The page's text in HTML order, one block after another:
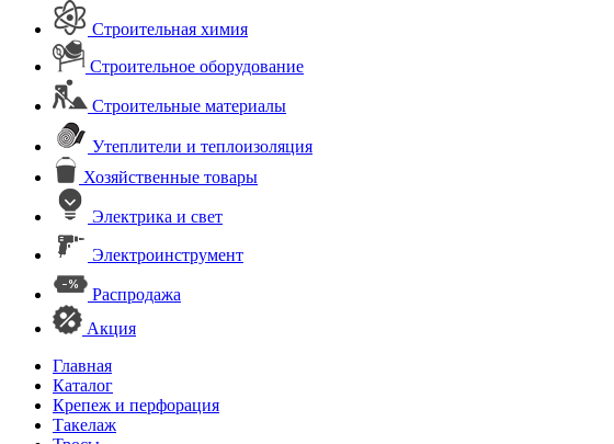
Строительная химия
Строительное оборудование
Строительные материалы
Утеплители и теплоизоляция
Хозяйственные товары
Электрика и свет
Электроинструмент
Распродажа
Акция
Главная
Каталог
Крепеж и перфорация
Такелаж